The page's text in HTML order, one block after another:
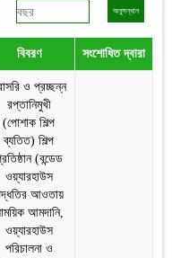
বিবরণ সংশোধিত দ্বারা
ও প্রচ্ছন্ন
রপ্তানিমুখী
(পোশাক শিল্প
ব্যতিত) শিল্প
(বন্ডেড
ওয়্যারহাউস
আওতায়
আমদানি,
ওয়্যারহাউস
পরিচালনা ও